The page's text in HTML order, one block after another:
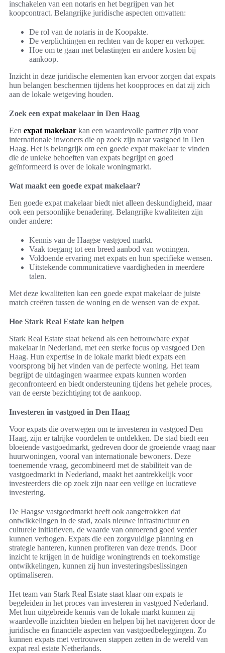
inschakelen van een notaris en het begrijpen van het
koopcontract. Belangrijke juridische aspecten omvatten:
De rol van de notaris in de Koopakte.
De verplichtingen en rechten van de koper en verkoper.
Hoe om te gaan met belastingen en andere kosten bij
aankoop.
Inzicht in deze juridische elementen kan ervoor zorgen dat expats
hun belangen beschermen tijdens het koopproces en dat zij zich
aan de lokale wetgeving houden.
Zoek een expat makelaar in Den Haag
Een expat makelaar kan een waardevolle partner zijn voor
internationale inwoners die op zoek zijn naar vastgoed in Den
Haag. Het is belangrijk om een goede expat makelaar te vinden
die de unieke behoeften van expats begrijpt en goed
geïnformeerd is over de lokale woningmarkt.
Wat maakt een goede expat makelaar?
Een goede expat makelaar biedt niet alleen deskundigheid, maar
ook een persoonlijke benadering. Belangrijke kwaliteiten zijn
onder andere:
Kennis van de Haagse vastgoed markt.
Vaak toegang tot een breed aanbod van woningen.
Voldoende ervaring met expats en hun specifieke wensen.
Uitstekende communicatieve vaardigheden in meerdere
talen.
Met deze kwaliteiten kan een goede expat makelaar de juiste
match creëren tussen de woning en de wensen van de expat.
Hoe Stark Real Estate kan helpen
Stark Real Estate staat bekend als een betrouwbare expat
makelaar in Nederland, met een sterke focus op vastgoed Den
Haag. Hun expertise in de lokale markt biedt expats een
voorsprong bij het vinden van de perfecte woning. Het team
begrijpt de uitdagingen waarmee expats kunnen worden
geconfronteerd en biedt ondersteuning tijdens het gehele proces,
van de eerste bezichtiging tot de aankoop.
Investeren in vastgoed in Den Haag
Voor expats die overwegen om te investeren in vastgoed Den
Haag, zijn er talrijke voordelen te ontdekken. De stad biedt een
bloeiende vastgoedmarkt, gedreven door de groeiende vraag naar
huurwoningen, vooral van internationale bewoners. Deze
toenemende vraag, gecombineerd met de stabiliteit van de
vastgoedmarkt in Nederland, maakt het aantrekkelijk voor
investeerders die op zoek zijn naar een veilige en lucratieve
investering.
De Haagse vastgoedmarkt heeft ook aangetrokken dat
ontwikkelingen in de stad, zoals nieuwe infrastructuur en
culturele initiatieven, de waarde van onroerend goed verder
kunnen verhogen. Expats die een zorgvuldige planning en
strategie hanteren, kunnen profiteren van deze trends. Door
inzicht te krijgen in de huidige woningtrends en toekomstige
ontwikkelingen, kunnen zij hun investeringsbeslissingen
optimaliseren.
Het team van Stark Real Estate staat klaar om expats te
begeleiden in het proces van investeren in vastgoed Nederland.
Met hun uitgebreide kennis van de lokale markt kunnen zij
waardevolle inzichten bieden en helpen bij het navigeren door de
juridische en financiële aspecten van vastgoedbeleggingen. Zo
kunnen expats met vertrouwen stappen zetten in de wereld van
expat real estate Netherlands.